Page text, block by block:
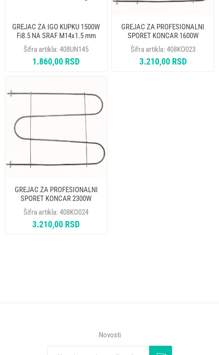
GREJAC ZA IGO KUPKU 1500W
Fi8.5 NA SRAF M14x1.5 mm
ELEKTROTERMIJA
Šifra artikla:408UN145
1.860,00 RSD
GREJAC ZA PROFESIONALNI
SPORET KONCAR 1600W
SRECKO 4026
Šifra artikla: 408KO023
3.210,00 RSD
GREJAC ZA PROFESIONALNI
SPORET KONCAR 2300W
SRECKO 4043 SIRI
Šifra artikla:408KO024
3.210,00 RSD
Novosti